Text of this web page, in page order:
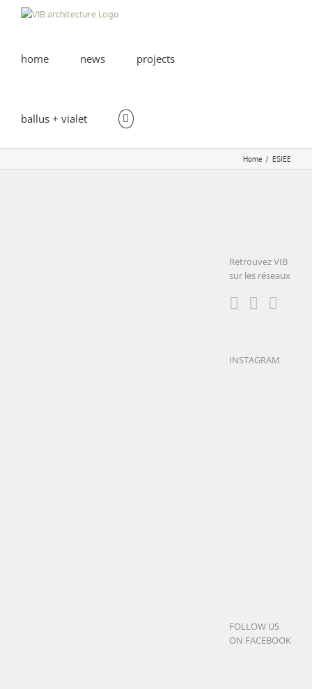
home news projects
ballus + vialet
Home ESIEE
Retrouvez VIB
sur les réseaux
INSTAGRAM
FOLLOW US
ON FACEBOOK